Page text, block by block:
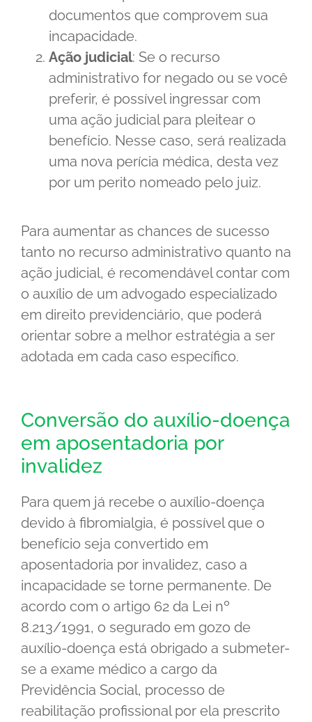
documentos que comprovem sua
incapacidade.
Ação judicial: Se o recurso
administrativo for negado ou se você
preferir, é possível ingressar com
uma ação judicial para pleitear o
benefício. Nesse caso, será realizada
uma nova perícia médica, desta vez
por um perito nomeado pelo juiz.
Para aumentar as chances de sucesso
tanto no recurso administrativo quanto na
ação judicial, é recomendável contar com
o auxílio de um advogado especializado
em direito previdenciário, que poderá
orientar sobre a melhor estratégia a ser
adotada em cada caso específico.
Conversão do auxílio-doença
em aposentadoria por
invalidez
Para quem já recebe o auxílio-doença
devido à fibromialgia, é possível que o
benefício seja convertido em
aposentadoria por invalidez, caso a
incapacidade se torne permanente. De
acordo com o artigo 62 da Lei nº
8.213/1991, o segurado em gozo de
auxílio-doença está obrigado a submeter-
se a exame médico a cargo da
Previdência Social, processo de
reabilitação profissional por ela prescrito